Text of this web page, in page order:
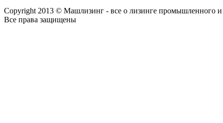
Copyright 2013 © Машлизинг - все о лизинге промышленного и
Все права защищены